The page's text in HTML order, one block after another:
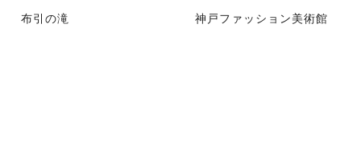
布引の滝 神戸ファッション美術館